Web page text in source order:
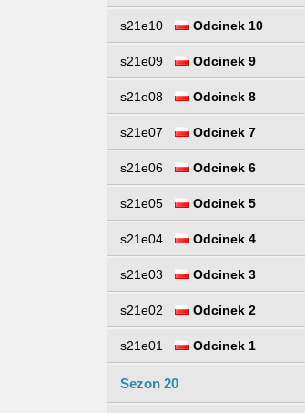
s21e10 Odcinek 10
s21e09 Odcinek 9
s21e08 Odcinek 8
s21e07 Odcinek 7
s21e06 Odcinek 6
s21e05 Odcinek 5
s21e04 Odcinek 4
s21e03 Odcinek 3
s21e02 Odcinek 2
s21e01 Odcinek 1
Sezon 20